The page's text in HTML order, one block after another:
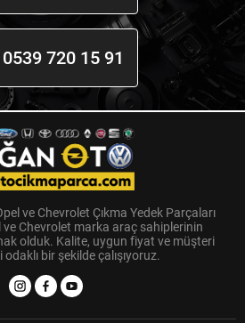
0539 720 15 91
ve Chevrolet Çıkma Yedek Parçaları
ve Chevrolet marka araç sahiplerinin
olduk. Kalite, uygun fiyat ve müşteri
bir şekilde çalışıyoruz.